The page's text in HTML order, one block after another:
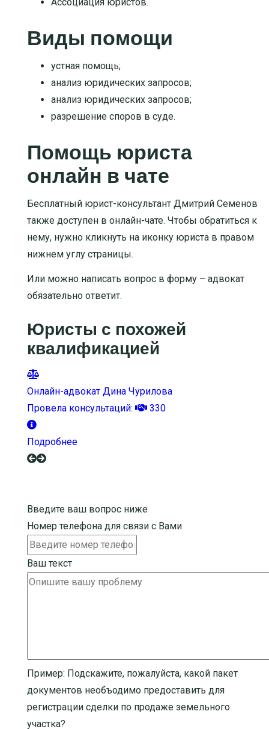
Виды помощи
устная помощь;
анализ юридических запросов;
анализ юридических запросов;
разрешение споров в суде.
Помощь юриста
онлайн в чате
Бесплатный юрист-консультант Дмитрий Семенов
также доступен в онлайн-чате. Чтобы обратиться к
нему, нужно кликнуть на иконку юриста в правом
нижнем углу страницы.
Или можно написать вопрос в форму – адвокат
обязательно ответит.
Юристы с похожей
квалификацией
Онлайн-адвокат Дина Чурилова
Провела консультаций:
330
Подробнее
Введите ваш вопрос ниже
Номер телефона для связи с Вами
Ваш текст
Пример: Подскажите, пожалуйста, какой пакет
документов необъодимо предоставить для
регистрации сделки по продаже земельного
участка?